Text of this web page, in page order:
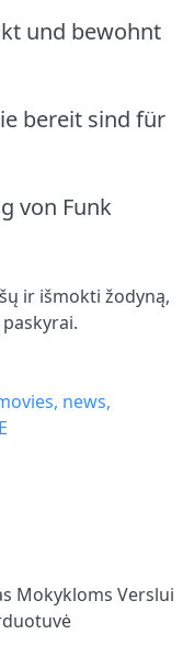
und bewohnt
bereit sind für
von Funk
ir išmokti žodyną,
Mokykloms Verslui